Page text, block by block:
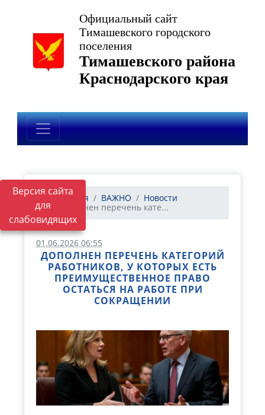
Версия сайта
для
слабовидящих
Официальный сайт
Тимашевского городского
поселения
Тимашевского района
Краснодарского края
Главная ВАЖНО
Новости
Дополнен перечень кате...
01.06.2026 06:55
ДОПОЛНЕН ПЕРЕЧЕНЬ КАТЕГОРИЙ
РАБОТНИКОВ, У КОТОРЫХ ЕСТЬ
ПРЕИМУЩЕСТВЕННОЕ ПРАВО
ОСТАТЬСЯ НА РАБОТЕ ПРИ
СОКРАЩЕНИИ